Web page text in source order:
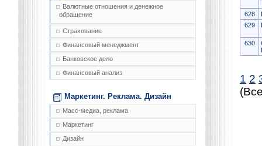
Валютные отношения и денежное
обращение
Страхование
Финансовый менеджмент
Банковское дело
Финансовый анализ
Маркетинг. Реклама. Дизайн
Масс-медиа, реклама
Маркетинг
Дизайн
628
629
630
1 2